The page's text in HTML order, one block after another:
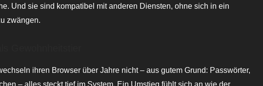
Und sie sind kompatibel mit anderen Diensten, ohne sich in ein
zwängen.
ihren Browser über Jahre nicht – aus gutem Grund: Passwörter,
– alles steckt tief im System. Ein Umstieg fühlt sich an wie der